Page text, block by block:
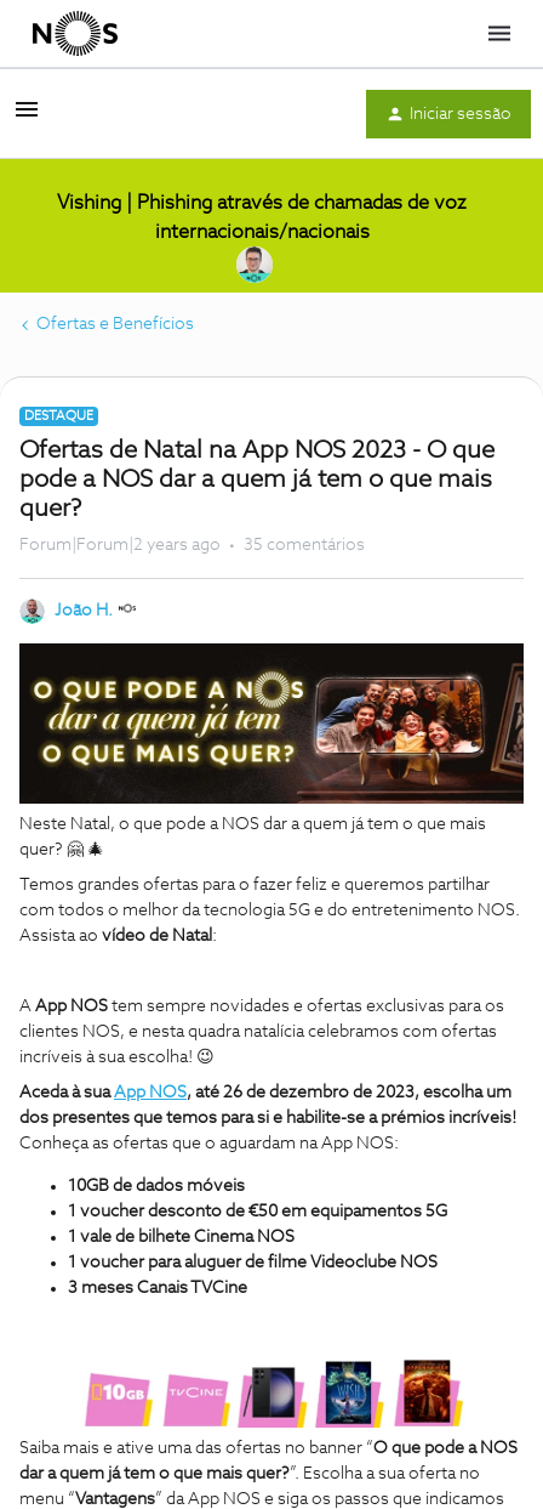
Menu
Iniciar sessão
Vishing | Phishing através de chamadas de voz
internacionais/nacionais
Ofertas e Benefícios
DESTAQUE
Ofertas de Natal na App NOS 2023 - O que
pode a NOS dar a quem já tem o que mais
quer?
Forum|Forum|2 years ago 35 comentários
João H.
Neste Natal, o que pode a NOS dar a quem já tem o que mais
quer? 🤗 🎄
Temos grandes ofertas para o fazer feliz e queremos partilhar
com todos o melhor da tecnologia 5G e do entretenimento NOS.
Assista ao vídeo de Natal :
A App NOS tem sempre novidades e ofertas exclusivas para os
clientes NOS, e nesta quadra natalícia celebramos com ofertas
incríveis à sua escolha! 😉
Aceda à suaApp NOS, até 26 de dezembro de 2023, escolha um
dos presentes que temos para si e habilite-se a prémios incríveis!
Conheça as ofertas que o aguardam na App NOS:
10GB de dados móveis
1 voucher desconto de €50 em equipamentos 5G
1 vale de bilhete Cinema NOS
1 voucher para aluguer de filme Videoclube NOS
3 meses Canais TVCine
Saiba mais e ative uma das ofertas no banner “O que pode a NOS
dar a quem já tem o que mais quer?”. Escolha a sua oferta no
menu “Vantagens” da App NOS e siga os passos que indicamos